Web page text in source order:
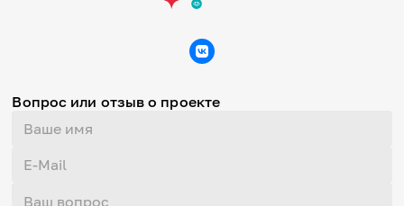
Вопрос или отзыв о проекте